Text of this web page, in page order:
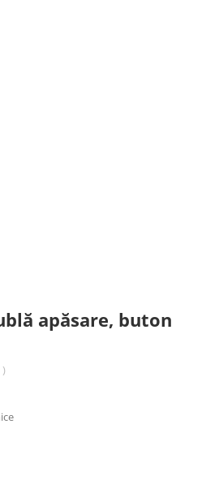
apăsare, buton